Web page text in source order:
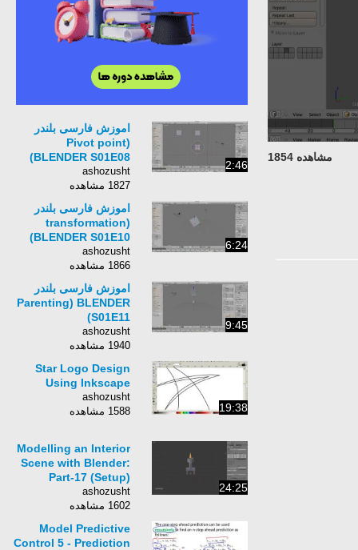
مشاهده 1854
2:46
اموزش فارسی بلندر
Pivot point)
BLENDER S01E08)
ashozusht
1827 مشاهده
6:24
اموزش فارسی بلندر
transformation)
BLENDER S01E10)
ashozusht
1866 مشاهده
9:45
اموزش فارسی بلندر
Parenting) BLENDER
S01E11)
ashozusht
1940 مشاهده
19:38
Star Logo Design
Using Inkscape
ashozusht
1588 مشاهده
24:25
Modelling an Interior
Scene with Blender:
Part-17 (Setup)
ashozusht
1602 مشاهده
Model Predictive
Control 5 - Prediction